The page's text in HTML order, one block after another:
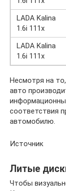
LADA Kalina
1.6i 111x
LADA Kalina
1.6i 111x
Несмотря на
авто
соответствия
автомобилю.
Источник
Литые
Чтобы